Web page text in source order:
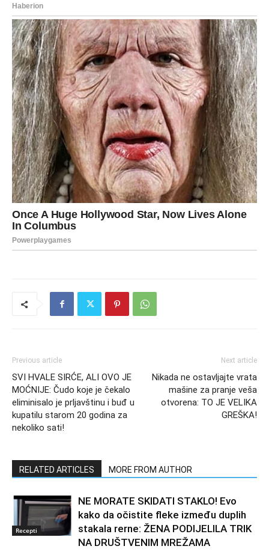
Previous article
SVI HVALE SIRĆE, ALI OVO JE
MOĆNIJE: Čudo koje je čekalo
eliminisalo je prljavštinu i buđ u
kupatilu starom 20 godina za
nekoliko sati!
Next article
Nikada ne ostavljajte vrata
mašine za pranje veša
otvorena: TO JE VELIKA
GREŠKA!
RELATED ARTICLES MORE FROM AUTHOR
Recepti
NE MORATE SKIDATI STAKLO! Evo
kako da očistite fleke između duplih
stakala rerne: ŽENA PODIJELILA TRIK
NA DRUŠTVENIM MREŽAMA